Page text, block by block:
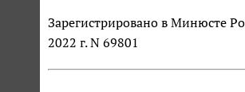
Зарегистрировано в Минюсте
2022 г. N 69801